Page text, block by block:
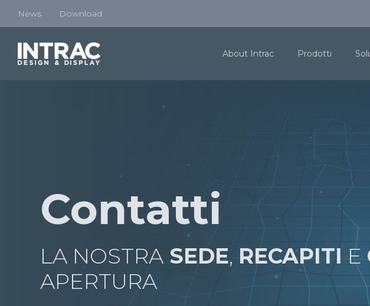
News Download
About Intrac Prodotti
Contatti
LA NOSTRA SEDE,RECAPITI E
APERTURA